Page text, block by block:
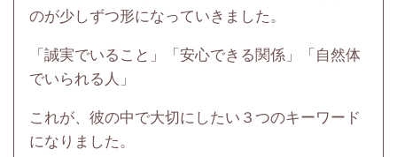
のが少しずつ形になっていきました。
「誠実でいること」「安心できる関係」「自然体
でいられる人」
これが、彼の中で大切にしたい３つのキーワード
になりました。